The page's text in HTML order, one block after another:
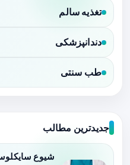
تغذیه سالم
دندانپزشکی
طب سنتی
جدیدترین مطالب
شیوع